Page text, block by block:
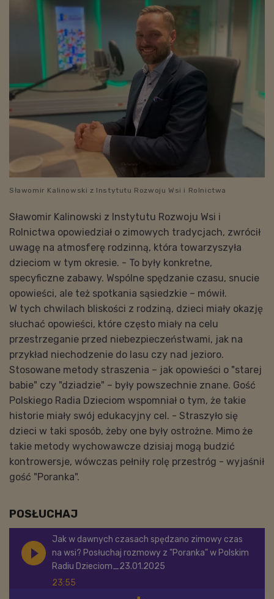
Sławomir Kalinowski z Instytutu Rozwoju Wsi i Rolnictwa
Sławomir Kalinowski z Instytutu Rozwoju Wsi i
Rolnictwa opowiedział o zimowych tradycjach, zwrócił
uwagę na atmosferę rodzinną, która towarzyszyła
dzieciom w tym okresie. - To były konkretne,
specyficzne zabawy. Wspólne spędzanie czasu, snucie
opowieści, ale też spotkania sąsiedzkie – mówił.
W tych chwilach bliskości z rodziną, dzieci miały okazję
słuchać opowieści, które często miały na celu
przestrzeganie przed niebezpieczeństwami, jak na
przykład niechodzenie do lasu czy nad jezioro.
Stosowane metody straszenia – jak opowieści o "starej
babie" czy "dziadzie" – były powszechnie znane. Gość
Polskiego Radia Dzieciom wspomniał o tym, że takie
historie miały swój edukacyjny cel. - Straszyło się
dzieci w taki sposób, żeby one były ostrożne. Mimo że
takie metody wychowawcze dzisiaj mogą budzić
kontrowersje, wówczas pełniły rolę przestróg - wyjaśnił
gość "Poranka".
POSŁUCHAJ
23:55
Jak w dawnych czasach spędzano zimowy czas
na wsi? Posłuchaj rozmowy z "Poranka" w Polskim
Radiu Dzieciom_23.01.2025